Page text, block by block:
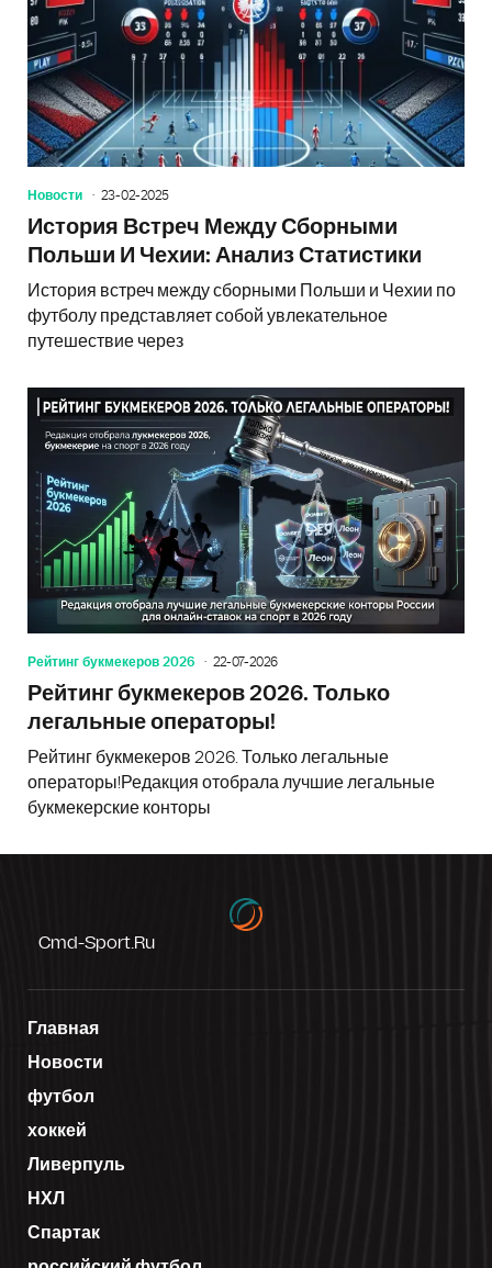
Новости 23-02-2025
История Встреч Между Сборными
Польши И Чехии: Анализ Статистики
История встреч между сборными Польши и Чехии по
футболу представляет собой увлекательное
путешествие через
Рейтинг букмекеров 2026 22-07-2026
Рейтинг букмекеров 2026. Только
легальные операторы!
Рейтинг букмекеров 2026. Только легальные
операторы!Редакция отобрала лучшие легальные
букмекерские конторы
Cmd-Sport.ru
Главная
Новости
футбол
хоккей
Ливерпуль
НХЛ
Спартак